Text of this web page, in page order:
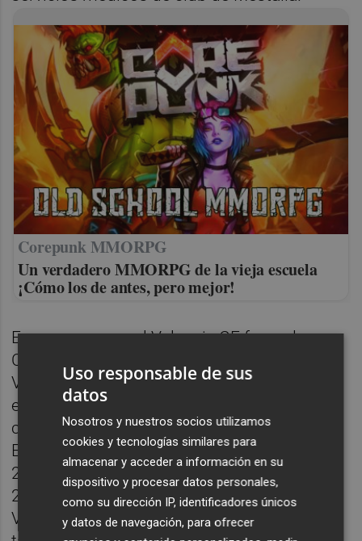
Corepunk MMORPG
Un verdadero MMORPG de la vieja escuela
¡Cómo los de antes, pero mejor!
En verano y con el Valencia CF fuera de
Champions, Peter Lim decidió traspasarlo al
Villarreal CF a cambio de 7 millones de
euros. En el Submarino, Coquelin militó
cuatro temporadas y también añadió la
Europa League a su palmarés en el curso
2020-2021. Tras quedar libre en julio de
2024, Coquelin se ofreció para fichar en el
Valencia CF, que declinó la opción. El club
Uso responsable de sus
datos
Nosotros y nuestros socios utilizamos
cookies y tecnologías similares para
almacenar y acceder a información en su
dispositivo y procesar datos personales,
como su dirección IP, identificadores únicos
y datos de navegación, para ofrecer